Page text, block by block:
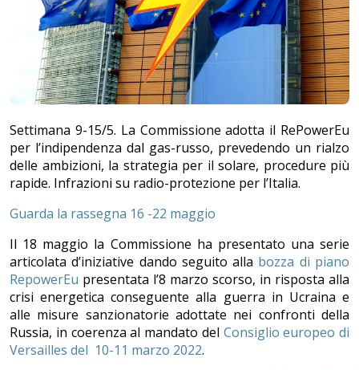
Settimana 9-15/5. La Commissione adotta il RePowerEu
per l’indipendenza dal gas-russo, prevedendo un rialzo
delle ambizioni, la strategia per il solare, procedure più
rapide. Infrazioni su radio-protezione per l’Italia.
Guarda la rassegna 16 -22 maggio
Il 18 maggio la Commissione ha presentato una serie
articolata d’iniziative dando seguito alla bozza di piano
RepowerEu presentata l’8 marzo scorso, in risposta alla
crisi energetica conseguente alla guerra in Ucraina e
alle misure sanzionatorie adottate nei confronti della
Russia, in coerenza al mandato del Consiglio europeo di
Versailles del 10-11 marzo 2022.